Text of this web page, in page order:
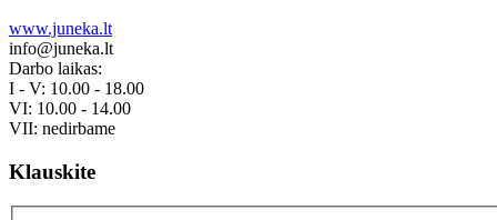
www.juneka.lt
info@juneka.lt
Darbo laikas:
I - V: 10.00 - 18.00
VI: 10.00 - 14.00
VII: nedirbame
Klauskite